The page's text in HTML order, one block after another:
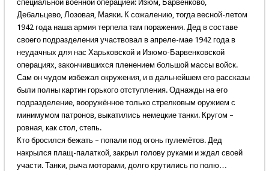
специальной военной операцией: Изюм, Барвенково,
Дебальцево, Лозовая, Маяки. К сожалению, тогда весной-летом
1942 года наша армия терпела там поражения. Дед в составе
своего подразделения участвовал в апреле-мае 1942 года в
неудачных для нас Харьковской и Изюмо-Барвенковской
операциях, закончившихся пленением большой массы войск.
Сам он чудом избежал окружения, и в дальнейшем его рассказы
были полны картин горького отступления. Однажды на его
подразделение, вооружённое только стрелковым оружием с
минимумом патронов, выкатились немецкие танки. Кругом –
ровная, как стол, степь.
Кто бросился бежать – попали под огонь пулемётов. Дед
накрылся плащ-палаткой, закрыл голову руками и ждал своей
участи. Танки, рыча моторами, долго крутились по полю…